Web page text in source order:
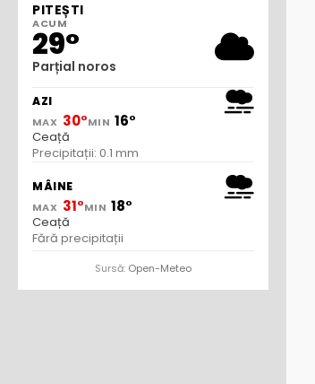
PITEȘTI
ACUM
29°
Parțial noros
AZI
MAX 30°MIN 16°
Ceață
Precipitații: 0.1 mm
MÂINE
MAX 31°MIN 18°
Ceață
Fără precipitații
Sursă: Open-Meteo